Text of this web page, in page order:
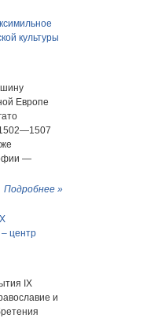
культуры
Европе
—
Подробнее »
– центр
IX
и